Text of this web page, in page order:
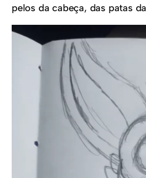
pelos da cabeça, das patas